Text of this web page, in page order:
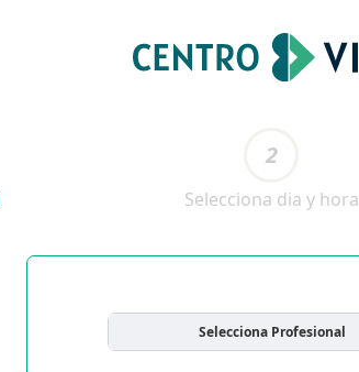
2
Selecciona dia y hora
Selecciona Profesional